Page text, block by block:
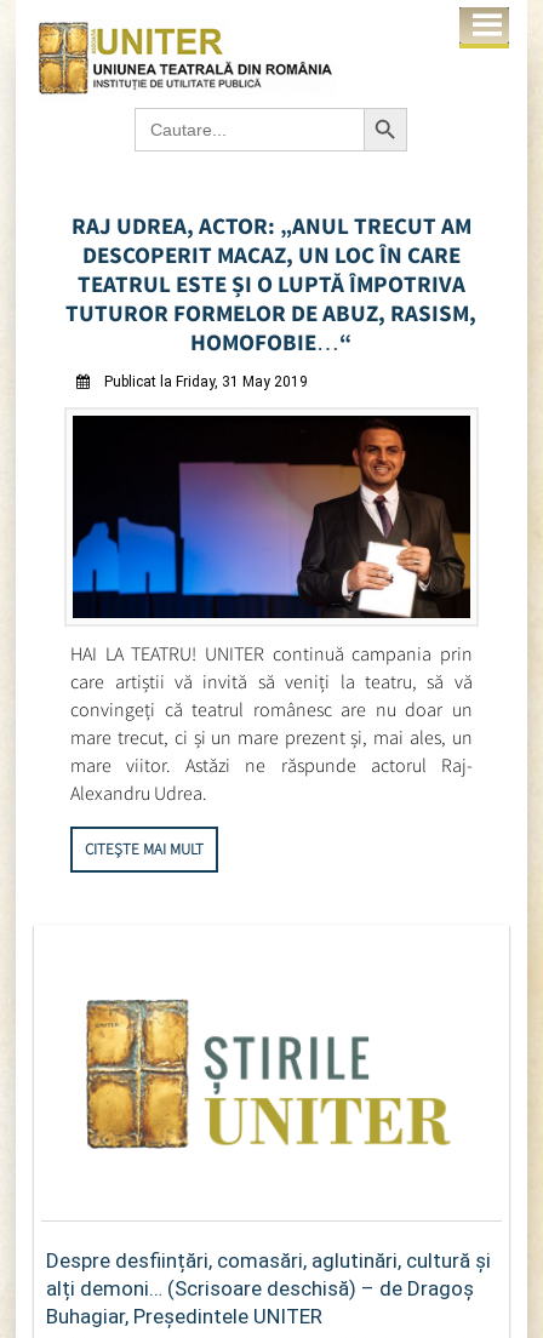
Search
for:
Search Button
RAJ UDREA, ACTOR: „ANUL TRECUT AM
DESCOPERIT MACAZ, UN LOC ÎN CARE
TEATRUL ESTE ȘI O LUPTĂ ÎMPOTRIVA
TUTUROR FORMELOR DE ABUZ, RASISM,
HOMOFOBIE…“
Publicat la Friday, 31 May 2019
HAI LA TEATRU! UNITER continuă campania prin
care artiștii vă invită să veniți la teatru, să vă
convingeți că teatrul românesc are nu doar un
mare trecut, ci și un mare prezent și, mai ales, un
mare viitor. Astăzi ne răspunde actorul Raj-
Alexandru Udrea.
CITEȘTE MAI MULT
Despre desființări, comasări, aglutinări, cultură și
alți demoni… (Scrisoare deschisă) – de Dragoș
Buhagiar, Președintele UNITER